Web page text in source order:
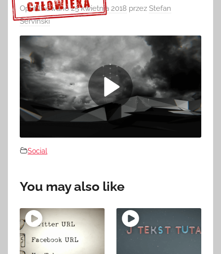
Sprawdź szczegóły >>>
Opublikowano25 kwietnia 2018 przez Stefan
Serviński
Social
You may also like